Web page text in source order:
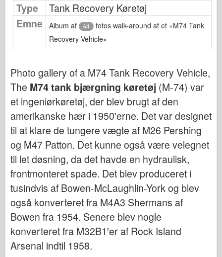
AZ-model
Sort hund
Bronco
Dnepromodel
Dragon
Eduard
E.T. Model
Fine forme
Tapperhedskræfterne
Friulmodel
Hasegawa
Heller
HobbyBoss
IBG-modeller
Icm
Type
Tank Recovery Køretøj
Emne
Album af 64
fotos walk-around af et «M74 Tank
Recovery Vehicle»
Photo gallery of a M74 Tank Recovery Vehicle,
The M74 tank bjærgning køretøj (M-74) var
et ingeniørkøretøj, der blev brugt af den
amerikanske hær i 1950'erne. Det var designet
til at klare de tungere vægte af M26 Pershing
og M47 Patton. Det kunne også være velegnet
til let døsning, da det havde en hydraulisk,
frontmonteret spade. Det blev produceret i
tusindvis af Bowen-McLaughlin-York og blev
også konverteret fra M4A3 Shermans af
Bowen fra 1954. Senere blev nogle
konverteret fra M32B1'er af Rock Island
Arsenal indtil 1958.